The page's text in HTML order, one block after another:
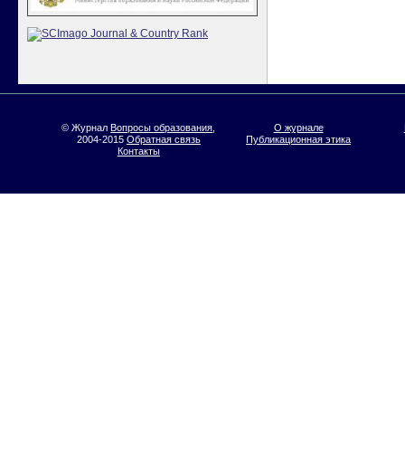
© ЖурналВопросы образования
2004-2015 Обратная связь
О журнале
Публикационная этика
Контакты